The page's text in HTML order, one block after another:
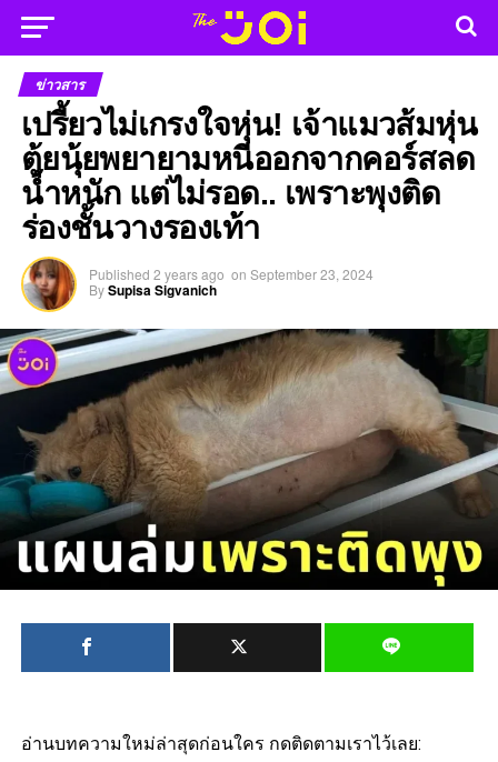
ข่าวสาร
เปรี้ยวไม่เกรงใจหุ่น! เจ้าแมวส้มหุ่น
ตุ้ยนุ้ยพยายามหนีออกจากคอร์สลด
น้ำหนัก แต่ไม่รอด.. เพราะพุงติด
ร่องชั้นวางรองเท้า
Published 2 years ago on September 23, 2024
BySupisa Sigvanich
อ่านบทความใหม่ล่าสุดก่อนใคร กดติดตามเราไว้เลย: